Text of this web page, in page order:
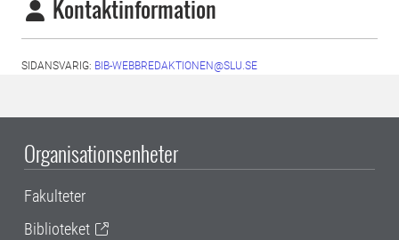
Kontaktinformation
SIDANSVARIG: BIB-WEBBREDAKTIONEN@SLU.SE
Organisationsenheter
Fakulteter
Biblioteket